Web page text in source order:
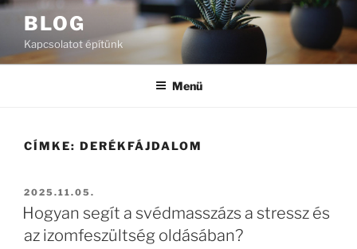
Tartalomhoz
BLOG
Kapcsolatot építünk
Menü
CÍMKE: DERÉKFÁJDALOM
BEKÜLDVE:
2025.11.05.
Hogyan segít a svédmasszázs a stressz és
az izomfeszültség oldásában?